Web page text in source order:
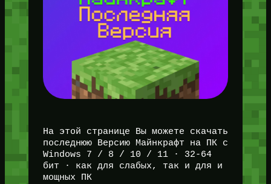
На этой странице Вы можете скачать
последнюю Версию Майнкрафт на ПК с
Windows 7 / 8 / 10 / 11 · 32-64
бит · как для слабых, так и для и
мощных ПК